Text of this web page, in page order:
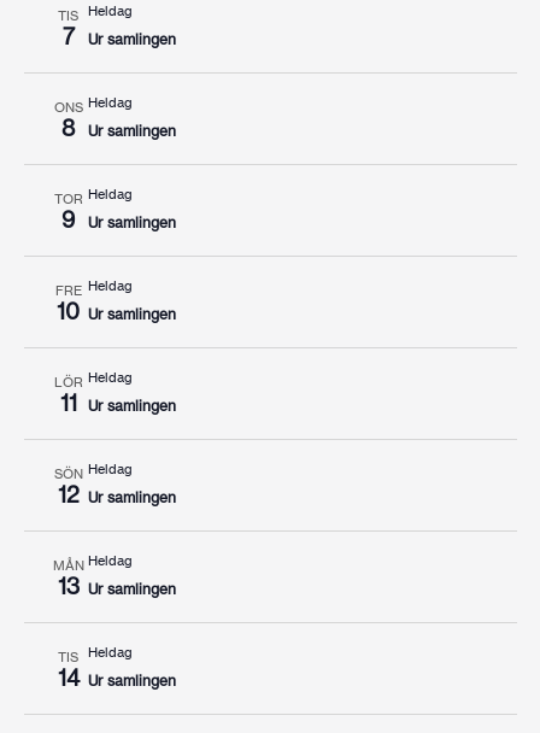
TIS
7
Heldag
Ur samlingen
ONS
8
Heldag
Ur samlingen
TOR
9
Heldag
Ur samlingen
FRE
10
Heldag
Ur samlingen
LÖR
11
Heldag
Ur samlingen
SÖN
12
Heldag
Ur samlingen
MÅN
13
Heldag
Ur samlingen
TIS
14
Heldag
Ur samlingen